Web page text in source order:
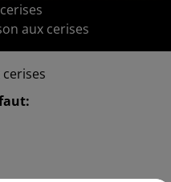
aux cerises